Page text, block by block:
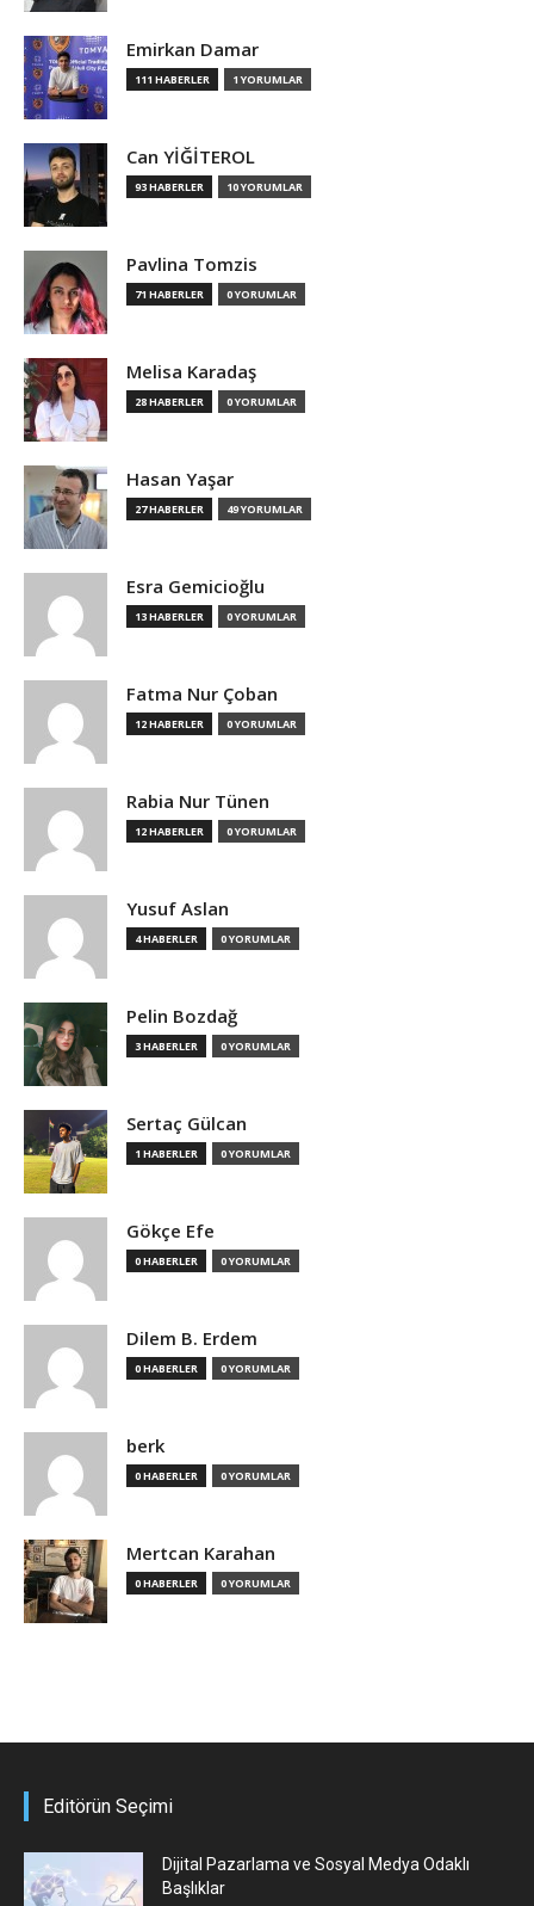
Emirkan Damar
111 HABERLER 1 YORUMLAR
Can YİĞİTEROL
93 HABERLER 10 YORUMLAR
Pavlina Tomzis
71 HABERLER 0 YORUMLAR
Melisa Karadaş
28 HABERLER 0 YORUMLAR
Hasan Yaşar
27 HABERLER 49 YORUMLAR
Esra Gemicioğlu
13 HABERLER 0 YORUMLAR
Fatma Nur Çoban
12 HABERLER 0 YORUMLAR
Rabia Nur Tünen
12 HABERLER 0 YORUMLAR
Yusuf Aslan
4 HABERLER 0 YORUMLAR
Pelin Bozdağ
3 HABERLER 0 YORUMLAR
Sertaç Gülcan
1 HABERLER 0 YORUMLAR
Gökçe Efe
0 HABERLER 0 YORUMLAR
Dilem B. Erdem
0 HABERLER 0 YORUMLAR
berk
0 HABERLER 0 YORUMLAR
Mertcan Karahan
0 HABERLER 0 YORUMLAR
Editörün Seçimi
Dijital Pazarlama ve Sosyal Medya Odaklı
Başlıklar